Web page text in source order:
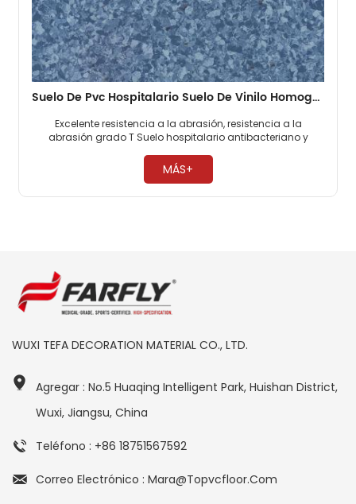
Suelo De Pvc Hospitalario Suelo De Vinilo Homogéneo De 2 Mm
Excelente resistencia a la abrasión, resistencia a la
abrasión grado T Suelo hospitalario antibacteriano y
necesario encerar ​
MÁS+
WUXI TEFA DECORATION MATERIAL CO., LTD.
Agregar : No.5 Huaqing Intelligent Park, Huishan District,
Wuxi, Jiangsu, China
Teléfono : +86 18751567592
Correo Electrónico : Mara@topvcfloor.com